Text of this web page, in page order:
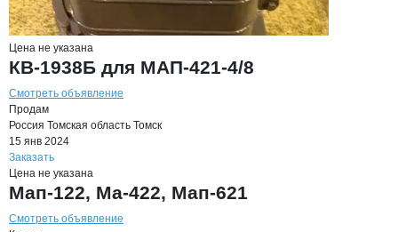
Цена не указана
КВ-1938Б для МАП-421-4/8
Смотреть объявление
Продам
Россия Томская область Томск
15 янв 2024
Заказать
Цена не указана
Мап-122, Ма-422, Мап-621
Смотреть объявление